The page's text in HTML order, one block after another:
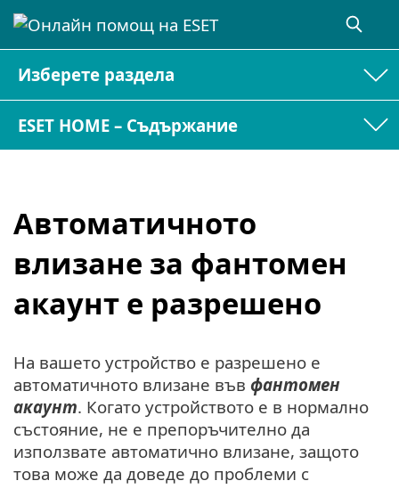
Изберете раздела
ESET HOME – Съдържание
Автоматичното
влизане за фантомен
акаунт е разрешено
На вашето устройство е разрешено е
автоматичното влизане във фантомен
акаунт. Когато устройството е в нормално
състояние, не е препоръчително да
използвате автоматично влизане, защото
това може да доведе до проблеми с